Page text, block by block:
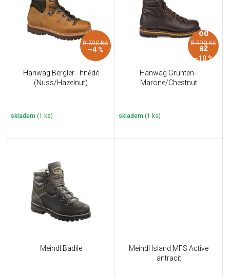
8 390 Kč
–4 %
Hanwag Bergler - hnědé
(Nuss/Hazelnut)
skladem (1 ks)
od
8 590 Kč
až
–10 %
Hanwag Grünten -
Marone/Chestnut
skladem (1 ks)
Meindl Badile
Meindl Island MFS Active
antracit